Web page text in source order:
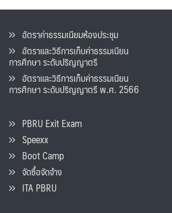
อัตราค่าธรรมเนียมห้องประชุม
อัตราและวิธีการเก็บค่าธรรมเนียน
การศึกษา ระดับปริญญาตรี
อัตราและวิธีการเก็บค่าธรรมเนียน
การศึกษา ระดับปริญญาตรี พ.ศ. 2566
PBRU Exit Exam
Speexx
Boot Camp
จัดซื้อจัดจ้าง
ITA PBRU